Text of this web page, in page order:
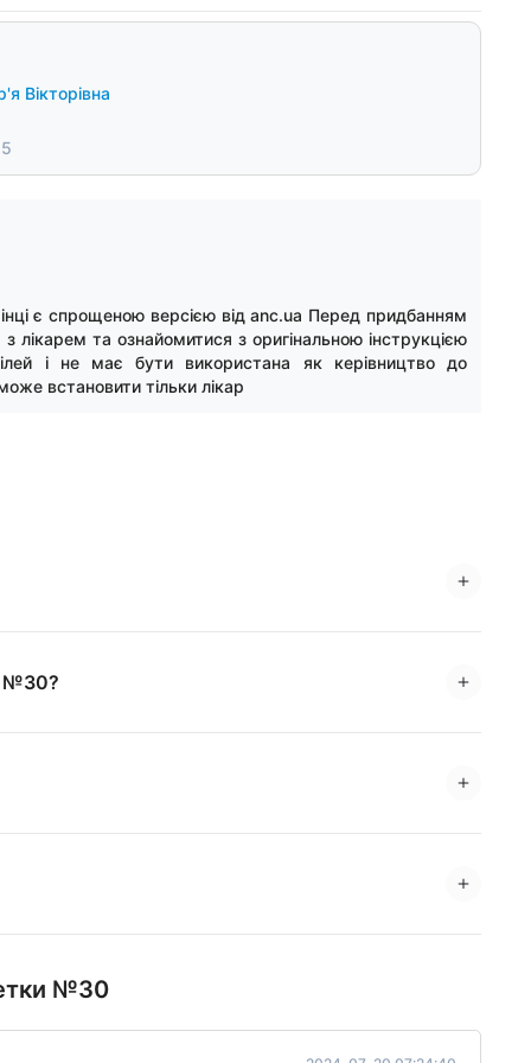
Вікторівна
є спрощеною версією від anc.ua Перед придбанням
лікарем та ознайомитися з оригінальною інструкцією
і не має бути використана як керівництво до
встановити тільки лікар
№30?
№30